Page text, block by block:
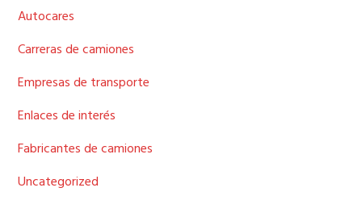
Autocares
Carreras de camiones
Empresas de transporte
Enlaces de interés
Fabricantes de camiones
Uncategorized